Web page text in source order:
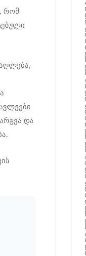
რომ
და